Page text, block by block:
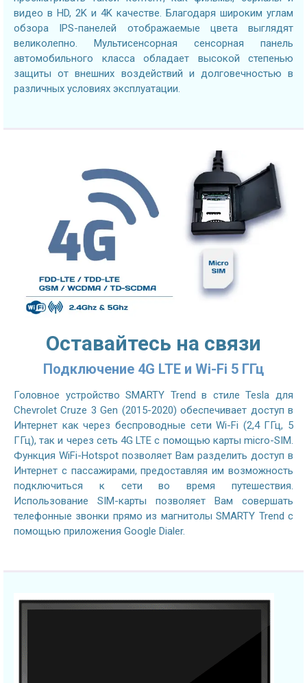
видео в HD, 2K и 4K качестве. Благодаря широким углам
обзора IPS-панелей отображаемые цвета выглядят
великолепно. Мультисенсорная сенсорная панель
автомобильного класса обладает высокой степенью
защиты от внешних воздействий и долговечностью в
различных условиях эксплуатации.
Оставайтесь на связи
Подключение 4G LTE и Wi-Fi 5 ГГц
Головное устройство SMARTY Trend в стиле Tesla для
Chevrolet Cruze 3 Gen (2015-2020) обеспечивает доступ в
Интернет как через беспроводные сети Wi-Fi (2,4 ГГц, 5
ГГц), так и через сеть 4G LTE с помощью карты micro-SIM.
Функция WiFi-Hotspot позволяет Вам разделить доступ в
Интернет с пассажирами, предоставляя им возможность
подключиться к сети во время путешествия.
Использование SIM-карты позволяет Вам совершать
телефонные звонки прямо из магнитолы SMARTY Trend с
помощью приложения Google Dialer.